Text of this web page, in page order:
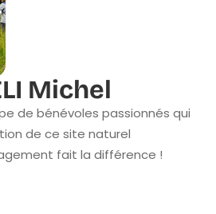
Michel
de bénévoles passionnés qui
de ce site naturel
fait la différence !